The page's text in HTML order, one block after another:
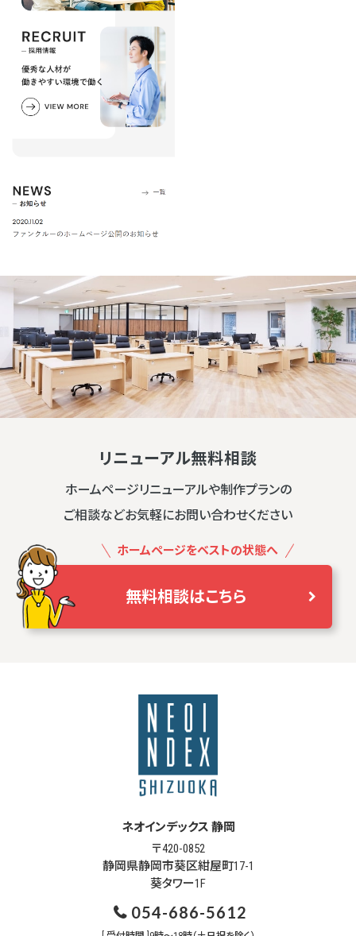
リニューアル無料相談
ホームページリニューアルや制作プランの
ご相談などお気軽にお問い合わせください
ホームページをベストの状態へ
無料相談はこちら
ネオインデックス 静岡
〒420-0852
静岡県静岡市葵区紺屋町17-1
葵タワー1F
054-686-5612